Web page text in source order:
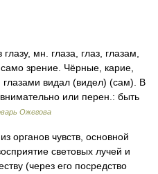
мн. глаза, глаз, глазам,
зрение. Чёрные, карие,
видал (видел) (сам). В
или перен.: быть
Ожегова
органов чувств, основной
световых лучей и
(через его посредство